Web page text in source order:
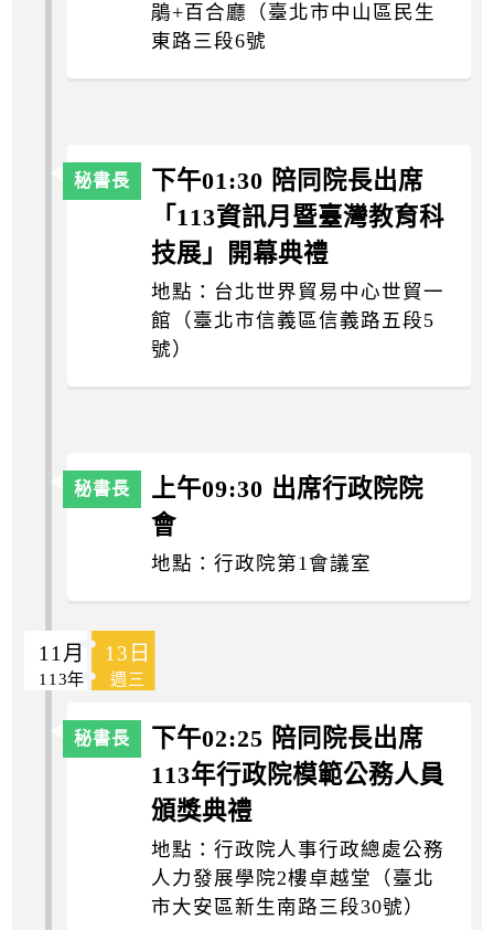
鵑+百合廳（臺北市中山區民生
東路三段6號
下午01:30 陪同院長出席
「113資訊月暨臺灣教育科
技展」開幕典禮
地點：台北世界貿易中心世貿一
館（臺北市信義區信義路五段5
號）
上午09:30 出席行政院院
會
地點：行政院第1會議室
11月 13日
113年 週三
下午02:25 陪同院長出席
113年行政院模範公務人員
頒獎典禮
地點：行政院人事行政總處公務
人力發展學院2樓卓越堂（臺北
市大安區新生南路三段30號）